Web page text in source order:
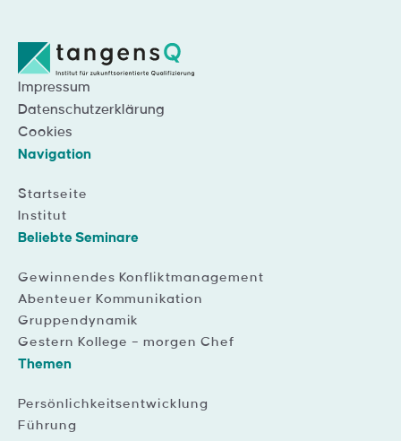
Impressum
Datenschutzerklärung
Cookies
Navigation
Startseite
Institut
Beliebte Seminare
Gewinnendes Konfliktmanagement
Abenteuer Kommunikation
Gruppendynamik
Gestern Kollege – morgen Chef
Themen
Persönlichkeitsentwicklung
Führung